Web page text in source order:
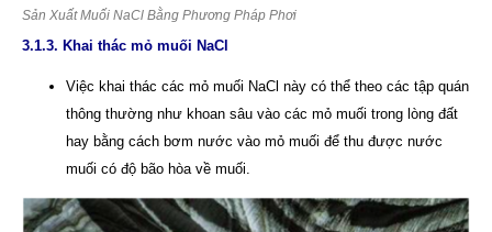
Sản Xuất Muối NaCl Bằng Phương Pháp Phơi
3.1.3. Khai thác mỏ muối NaCl
Việc khai thác các mỏ muối NaCl này có thể theo các tập quán
thông thường như khoan sâu vào các mỏ muối trong lòng đất
hay bằng cách bơm nước vào mỏ muối để thu được nước
muối có độ bão hòa về muối.